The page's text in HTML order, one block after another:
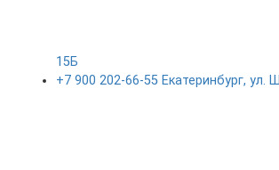
15Б
+7 900 202-66-55 Екатеринбург, ул.